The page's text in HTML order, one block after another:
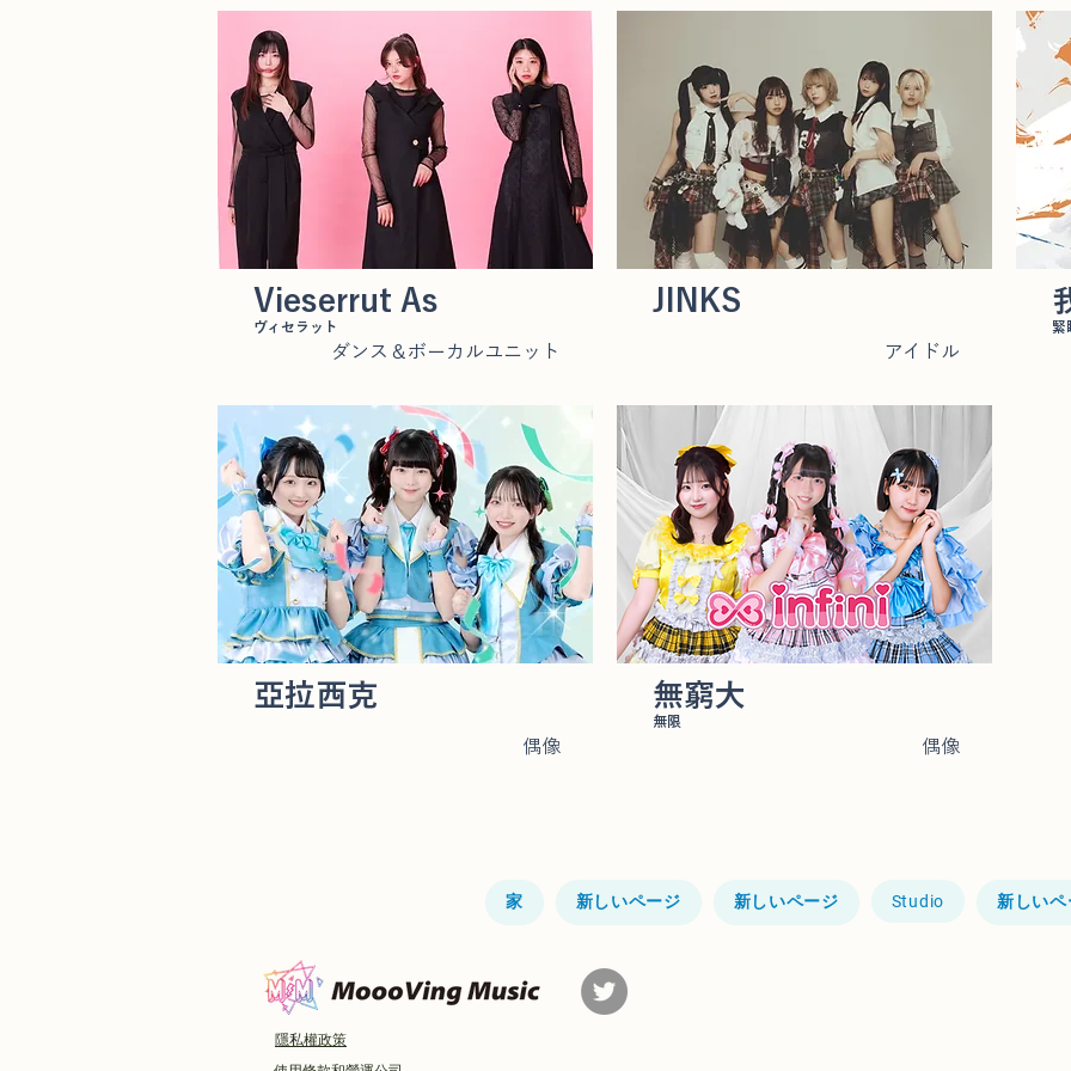
ダンス＆ボーカルユニット
ヴィセラット
Vieserrut As
偶像
亞拉西克
アイドル
JINKS
偶像
無限
無窮大
緊
家 新しいページ 新しいページ Studio 新しいペ
隱私權政策